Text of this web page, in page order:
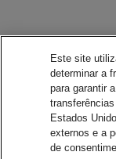
Este site
determinar a
para garantir
Estados
externos e a
de